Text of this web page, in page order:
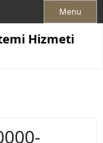
Menu
Hizmeti